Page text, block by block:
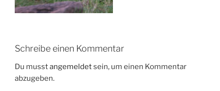
Schreibe einen Kommentar
Du musstangemeldetsein, um einen Kommentar
abzugeben.